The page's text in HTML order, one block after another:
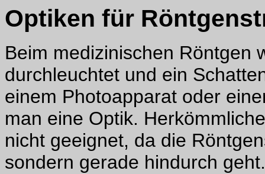
Optiken für
Beim medizinischen Röntgen
durchleuchtet und ein
einem Photoapparat oder
man eine Optik.
nicht geeignet, da die
sondern gerade hindurch geht.